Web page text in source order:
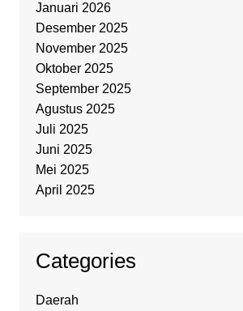
Januari 2026
Desember 2025
November 2025
Oktober 2025
September 2025
Agustus 2025
Juli 2025
Juni 2025
Mei 2025
April 2025
Categories
Daerah